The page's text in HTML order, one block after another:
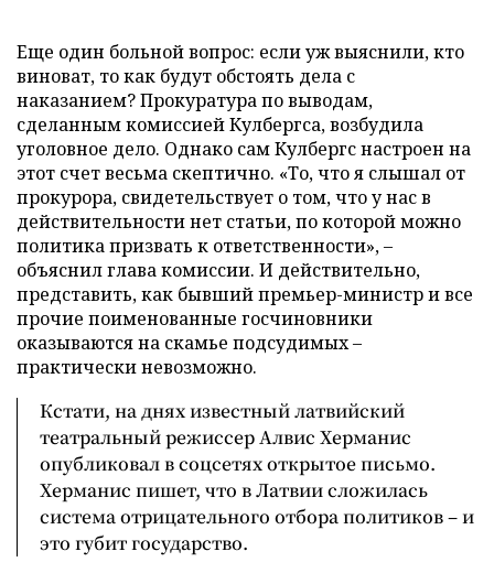
Еще один больной вопрос: если уж выяснили, кто
виноват, то как будут обстоять дела с
наказанием? Прокуратура по выводам,
сделанным комиссией Кулбергса, возбудила
уголовное дело. Однако сам Кулбергс настроен на
этот счет весьма скептично. «То, что я слышал от
прокурора, свидетельствует о том, что у нас в
действительности нет статьи, по которой можно
политика призвать к ответственности», –
объяснил глава комиссии. И действительно,
представить, как бывший премьер-министр и все
прочие поименованные госчиновники
оказываются на скамье подсудимых –
практически невозможно.
Кстати, на днях известный латвийский
театральный режиссер Алвис Херманис
опубликовал в соцсетях открытое письмо.
Херманис пишет, что в Латвии сложилась
система отрицательного отбора политиков – и
это губит государство.